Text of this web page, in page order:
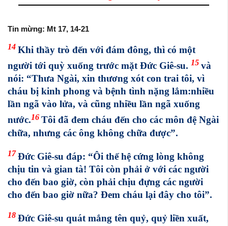
Tin mừng: Mt 17, 14-21
14 Khi thầy trò đến với đám đông, thì có một
người tới quỳ xuống trước mặt Đức Giê-su. 15 và
nói: “Thưa Ngài, xin thương xót con trai tôi, vì
cháu bị kinh phong và bệnh tình nặng lắm:nhiều
lần ngã vào lửa, và cũng nhiều lần ngã xuống
nước.16 Tôi đã đem cháu đến cho các môn đệ Ngài
chữa, nhưng các ông không chữa được”.
17 Đức Giê-su đáp: “Ôi thế hệ cứng lòng không
chịu tin và gian tà! Tôi còn phải ở với các người
cho đến bao giờ, còn phải chịu đựng các người
cho đến bao giờ nữa? Đem cháu lại đây cho tôi”.
18 Đức Giê-su quát mắng tên quỷ, quỷ liền xuất,